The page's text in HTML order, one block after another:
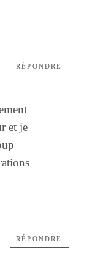
et je
RÉPONDRE
RÉPONDRE